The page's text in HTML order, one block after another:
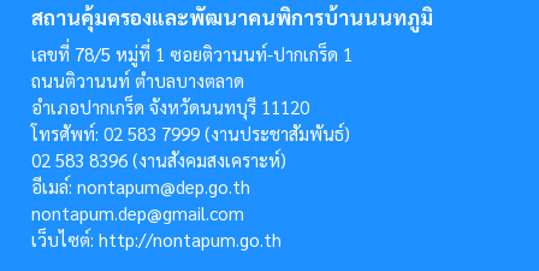
สถานคุ้มครองและพัฒนาคนพิการบ้านนนทภูมิ
เลขที่ 78/5 หมู่ที่ 1 ซอยติวานนท์-ปากเกร็ด 1
ถนนติวานนท์ ตำบลบางตลาด
อำเภอปากเกร็ด จังหวัดนนทบุรี 11120
โทรศัพท์: 02 583 7999 (งานประชาสัมพันธ์)
02 583 8396 (งานสังคมสงเคราะห์)
อีเมล์: nontapum@dep.go.th
nontapum.dep@gmail.com
เว็บไซต์: http://nontapum.go.th